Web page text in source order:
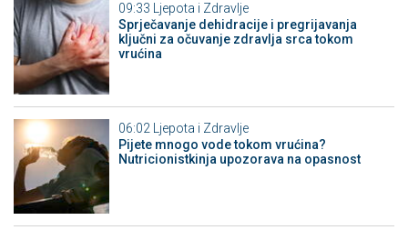
09:33
Ljepota i Zdravlje
Sprječavanje dehidracije i pregrijavanja
ključni za očuvanje zdravlja srca tokom
vrućina
06:02 Ljepota i Zdravlje
Pijete mnogo vode tokom vrućina?
Nutricionistkinja upozorava na opasnost